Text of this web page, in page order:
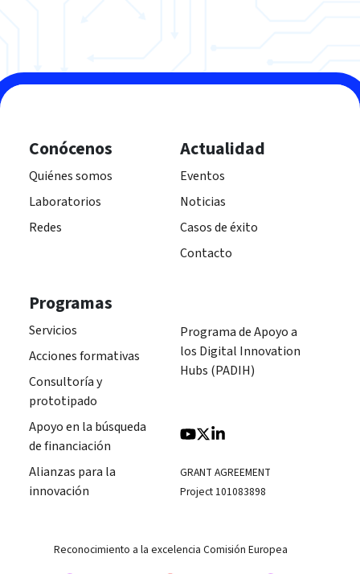
Conócenos
Quiénes somos
Laboratorios
Redes
Actualidad
Eventos
Noticias
Casos de éxito
Contacto
Programas
Servicios
Acciones formativas
Consultoría y
prototipado
Apoyo en la búsqueda
de financiación
Alianzas para la
innovación
Programa de Apoyo a
los Digital Innovation
Hubs (PADIH)
GRANT AGREEMENT
Project 101083898
Reconocimiento a la excelencia Comisión Europea